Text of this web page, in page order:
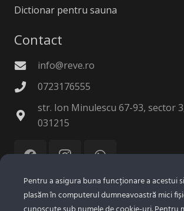
Dictionar pentru sauna
Contact
info@reve.ro
0723176555
str. Ion Minulescu 67-93, sector
031215
© 2025 Reve Tehnologie SRL.
Pentru a asigura buna funcționare a acestui
plasăm în computerul dumneavoastră mici